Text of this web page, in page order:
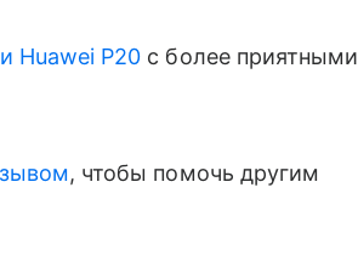
Huawei P20 с более приятными
, чтобы помочь другим